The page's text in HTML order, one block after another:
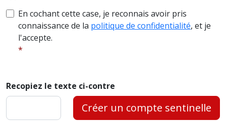
En cochant cette case, je reconnais avoir pris
connaissance de la politique de confidentialité, et je
l'accepte.
Recopiez le texte ci-contre
Créer un compte sentinelle